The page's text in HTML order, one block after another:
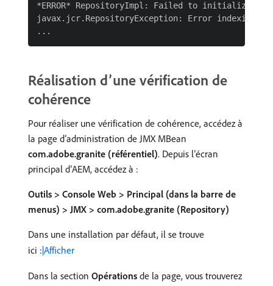
*ERROR* RepositoryImpl: Failed to initialize
javax.jcr.RepositoryException: Error indexing
Réalisation d’une vérification de
cohérence
Pour réaliser une vérification de cohérence, accédez à
la page d’administration de JMX MBean
com.adobe.granite (référentiel). Depuis l’écran
principal d’AEM, accédez à :
Outils > Console Web > Principal (dans la barre de
menus) > JMX > com.adobe.granite (Repository)
Dans une installation par défaut, il se trouve
ici :|Afficher
Dans la section Opérations de la page, vous trouverez